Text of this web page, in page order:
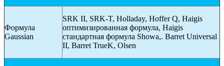
Формула
Gaussian
SRK II, SRK-T, Holladay, Hoffer Q, Haigis
оптимизированная формула, Haigis
стандартная формула Showa,. Barret Universal
II, Barret TrueK, Olsen